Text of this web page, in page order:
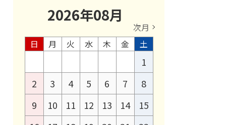
2026年08月
次月
日
月 火 水 木 金 土
1
2
3 4 5 6 7
8
9
10 11 12 13 14
15